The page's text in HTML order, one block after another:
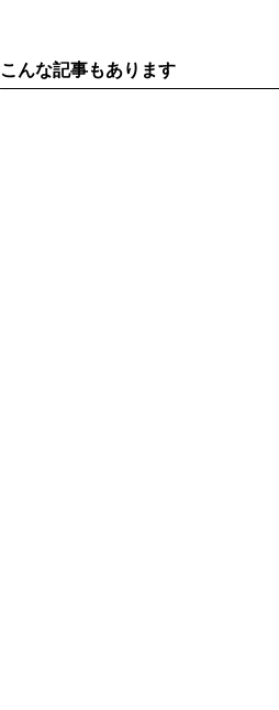
こんな記事もあります